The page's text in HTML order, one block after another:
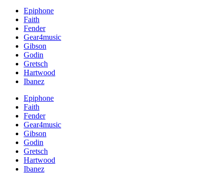
Epiphone
Faith
Fender
Gear4music
Gibson
Godin
Gretsch
Hartwood
Ibanez
Epiphone
Faith
Fender
Gear4music
Gibson
Godin
Gretsch
Hartwood
Ibanez